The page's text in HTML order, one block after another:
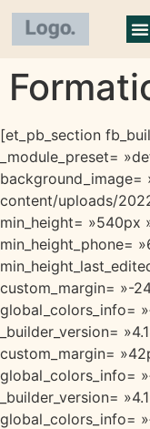
[et_pb_section
_module_preset=
content/uploads/
min_height= »540px
min_height_phone=
custom_margin= »-
global_colors_info=
_builder_version=
custom_margin=
global_colors_info=
_builder_version=
global_colors_info=